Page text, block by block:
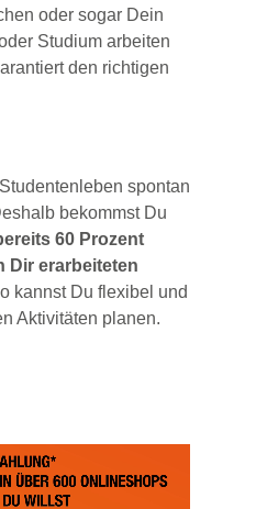
oder sogar Dein
Studium arbeiten
den richtigen
spontan
bekommst Du
60 Prozent
Dir erarbeiteten
kannst Du flexibel und
Aktivitäten planen.